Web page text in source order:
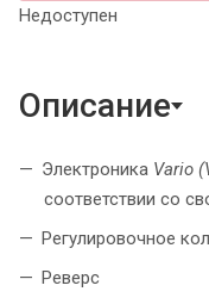
Недоступен
Описание
Электроника Vario
соответствии со
Регулировочное
Реверс